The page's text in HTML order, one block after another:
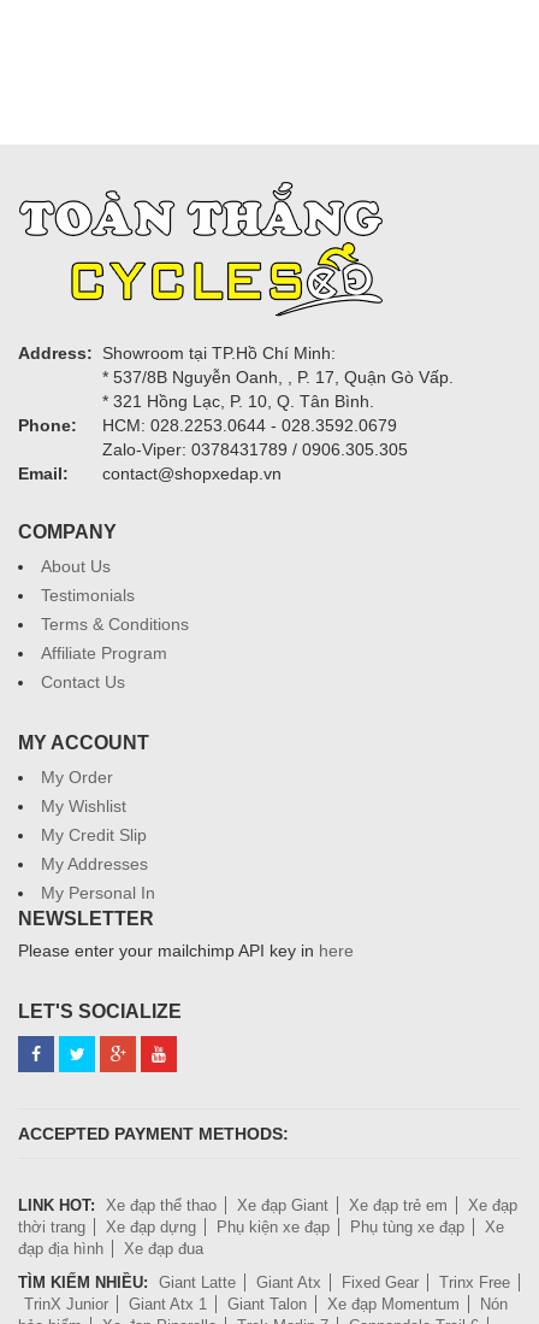
Address:
Showroom tại TP.Hồ Chí Minh:
* 537/8B Nguyễn Oanh, , P. 17, Quận Gò Vấp.
* 321 Hồng Lạc, P. 10, Q. Tân Bình.
Phone:
HCM: 028.2253.0644 - 028.3592.0679
Zalo-Viper: 0378431789 / 0906.305.305
Email:
contact@shopxedap.vn
COMPANY
About Us
Testimonials
Terms & Conditions
Affiliate Program
Contact Us
MY ACCOUNT
My Order
My Wishlist
My Credit Slip
My Addresses
My Personal In
NEWSLETTER
Please enter your mailchimp API key in here
LET'S SOCIALIZE
ACCEPTED PAYMENT METHODS:
LINK HOT: Xe đạp thể thao Xe đạp Giant Xe đạp trẻ em
Xe đạp
thời trang
Xe đạp dựng Phụ kiện xe đạp Phụ tùng xe đạp
Xe
đạp địa hình
Xe đạp đua
TÌM KIẾM NHIỀU:
Giant Latte Giant Atx Fixed Gear
Trinx Free
TrinX Junior
Giant Atx 1 Giant Talon Xe đạp Momentum
Nón